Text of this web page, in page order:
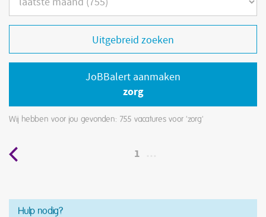
Uitgebreid zoeken
JoBBalert aanmaken
zorg
Wij hebben voor jou gevonden: 755 vacatures voor 'zorg'
1
Hulp nodig?